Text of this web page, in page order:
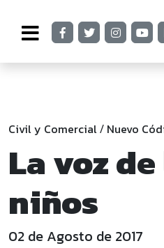
Civil y Comercial/ Nuevo
La voz
niños
02 de Agosto de 2017